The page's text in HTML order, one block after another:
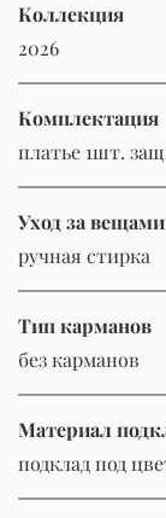
Коллекция
2026
Комплектация
платье 1шт.
Уход за вещами
ручная стирка
Тип карманов
без карманов
Материал
подклад под